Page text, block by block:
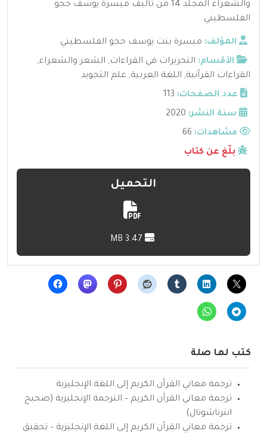
والشعراء المجلد 14 من تأليف ميسرة يوسف حجو
الفلسطيني.
المؤلف: ميسرة بنت يوسف حجو الفلسطيني
الأقسام: التحريرات في القراءات, الشعر والشعراء,
القراءات القرآنية, اللغة العربية, علم التجويد
عدد الصفحات: 113
سنة النشر: 2020
مشاهدات:
بلّغ عن كتاب
التحميل
كتب لها صلة
ترجمة معاني القرآن الكريم إلى اللغة الإنجليزية
ترجمة معاني القرآن الكريم – الترجمة الإنجليزية (صحيح
انترناشونال)
ترجمة معاني القرآن الكريم إلى اللغة الإنجليزية – تحقيق